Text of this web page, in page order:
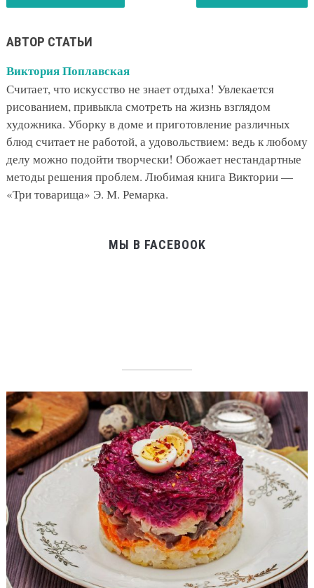
АВТОР СТАТЬИ
Виктория Поплавская
Считает, что искусство не знает отдыха! Увлекается
рисованием, привыкла смотреть на жизнь взглядом
художника. Уборку в доме и приготовление различных
блюд считает не работой, а удовольствием: ведь к любому
делу можно подойти творчески! Обожает нестандартные
методы решения проблем. Любимая книга Виктории —
«Три товарища» Э. М. Ремарка.
МЫ В FACEBOOK